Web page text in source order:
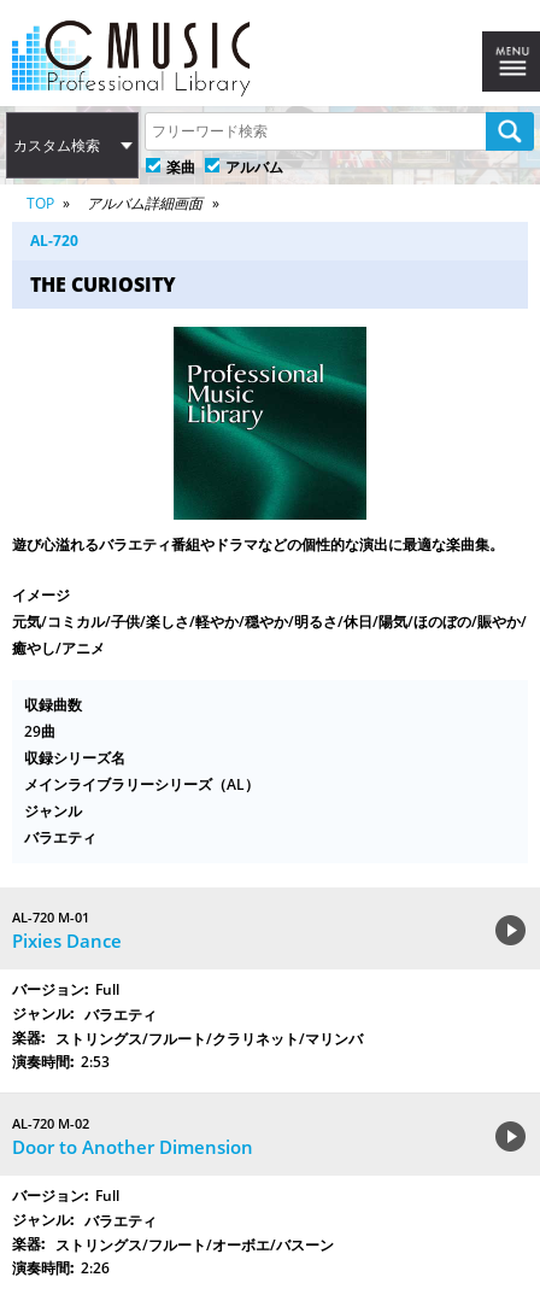
カスタム検索
楽曲
アルバム
TOP
アルバム詳細画面
AL-720
THE CURIOSITY
遊び心溢れるバラエティ番組やドラマなどの個性的な演出に最適な楽曲集。
イメージ
元気/コミカル/子供/楽しさ/軽やか/穏やか/明るさ/休日/陽気/ほのぼの/賑やか/
癒やし/アニメ
収録曲数
29曲
収録シリーズ名
メインライブラリーシリーズ（AL）
ジャンル
バラエティ
AL-720 M-01
Pixies Dance
Full
バラエティ
ストリングス/フルート/クラリネット/マリンバ
2:53
AL-720 M-02
Door to Another Dimension
Full
バラエティ
ストリングス/フルート/オーボエ/バスーン
2:26